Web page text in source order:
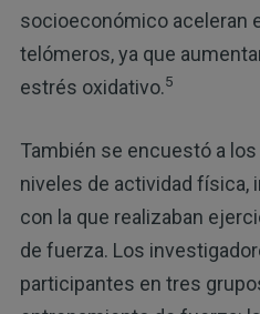
socioeconómico aceleran
telómeros, ya que
estrés oxidativo.5
También se encuestó a
niveles de actividad física,
con la que realizaban
de fuerza. Los
participantes en tres